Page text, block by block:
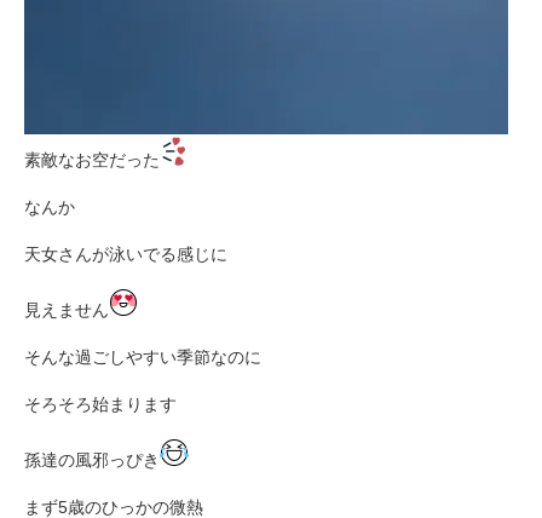
素敵なお空だった
なんか
天女さんが泳いでる感じに
見えません
そんな過ごしやすい季節なのに
そろそろ始まります
孫達の風邪っぴき
まず5歳のひっかの微熱